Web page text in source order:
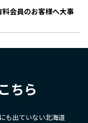
会員のお客様へ大事
ちら
も出ていない北海道